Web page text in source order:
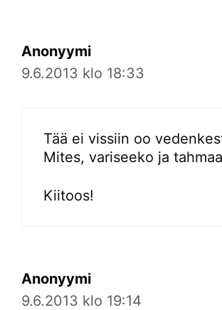
Anonyymi
9.6.2013 klo 18:33
Tää ei vissiin oo
Mites, variseeko ja
Kiitoos!
Anonyymi
9.6.2013 klo 19:14